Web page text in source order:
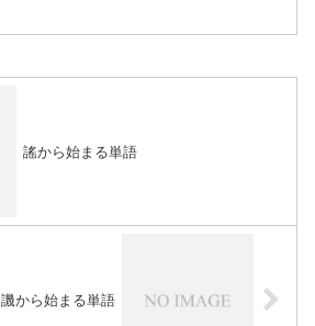
謠から始まる単語
譏から始まる単語